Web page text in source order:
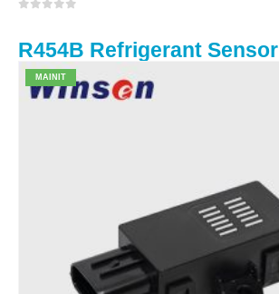
R454B Refrigerant Sensor
MAINIT